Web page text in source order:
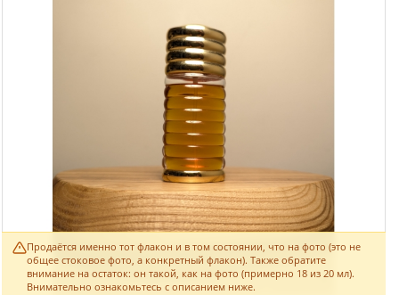
Продаётся именно тот флакон и в том состоянии, что на фото (это не
общее стоковое фото, а конкретный флакон). Также обратите
внимание на остаток: он такой, как на фото (примерно 18 из 20 мл).
Внимательно ознакомьтесь с описанием ниже.